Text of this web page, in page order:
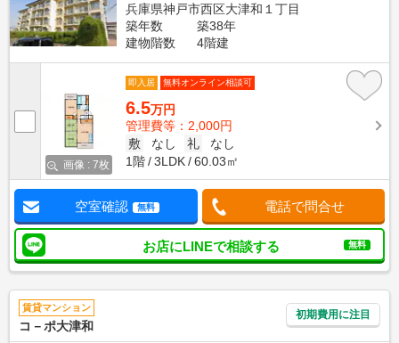
兵庫県神戸市西区大津和１丁目
築年数
築38年
建物階数
4階建
画像 : 7枚
即入居 無料オンライン相談可
6.5万円
管理費等：2,000円
敷
なし 礼
なし
1階
3LDK 60.03㎡
空室確認 無料 電話で問合せ
お店にLINEで相談する 無料
賃貸マンション
コ－ポ大津和
初期費用に注目